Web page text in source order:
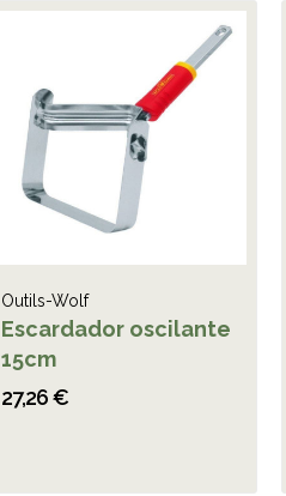
Outils-Wolf
Escardador oscilante
15cm
27,26 €